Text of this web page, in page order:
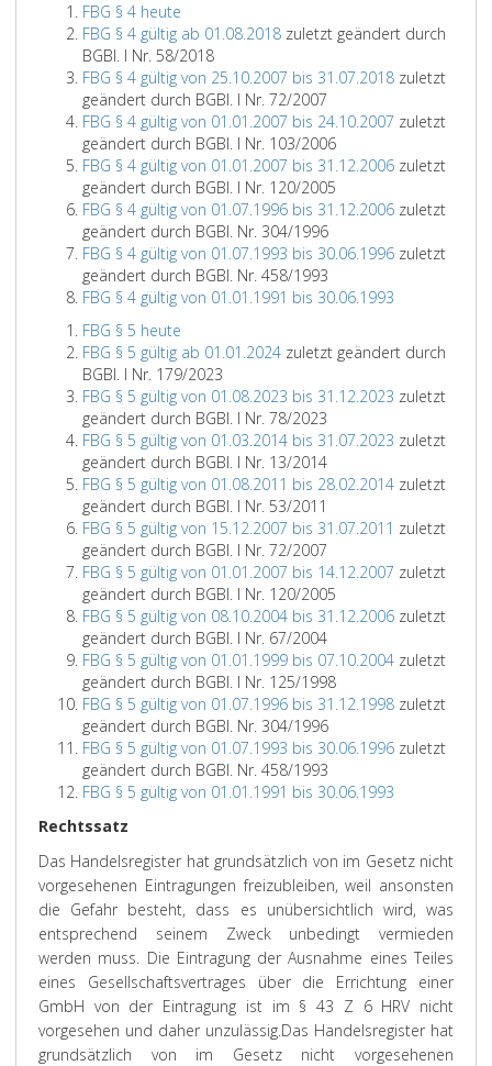
FBG § 4 heute
FBG § 4 gültig ab 01.08.2018 zuletzt geändert durch
BGBl. I Nr. 58/2018
FBG § 4 gültig von 25.10.2007 bis 31.07.2018 zuletzt
geändert durch BGBl. I Nr. 72/2007
FBG § 4 gültig von 01.01.2007 bis 24.10.2007 zuletzt
geändert durch BGBl. I Nr. 103/2006
FBG § 4 gültig von 01.01.2007 bis 31.12.2006 zuletzt
geändert durch BGBl. I Nr. 120/2005
FBG § 4 gültig von 01.07.1996 bis 31.12.2006 zuletzt
geändert durch BGBl. Nr. 304/1996
FBG § 4 gültig von 01.07.1993 bis 30.06.1996 zuletzt
geändert durch BGBl. Nr. 458/1993
FBG § 4 gültig von 01.01.1991 bis 30.06.1993
FBG § 5 heute
FBG § 5 gültig ab 01.01.2024 zuletzt geändert durch
BGBl. I Nr. 179/2023
FBG § 5 gültig von 01.08.2023 bis 31.12.2023 zuletzt
geändert durch BGBl. I Nr. 78/2023
FBG § 5 gültig von 01.03.2014 bis 31.07.2023 zuletzt
geändert durch BGBl. I Nr. 13/2014
FBG § 5 gültig von 01.08.2011 bis 28.02.2014 zuletzt
geändert durch BGBl. I Nr. 53/2011
FBG § 5 gültig von 15.12.2007 bis 31.07.2011 zuletzt
geändert durch BGBl. I Nr. 72/2007
FBG § 5 gültig von 01.01.2007 bis 14.12.2007 zuletzt
geändert durch BGBl. I Nr. 120/2005
FBG § 5 gültig von 08.10.2004 bis 31.12.2006 zuletzt
geändert durch BGBl. I Nr. 67/2004
FBG § 5 gültig von 01.01.1999 bis 07.10.2004 zuletzt
geändert durch BGBl. I Nr. 125/1998
FBG § 5 gültig von 01.07.1996 bis 31.12.1998 zuletzt
geändert durch BGBl. Nr. 304/1996
FBG § 5 gültig von 01.07.1993 bis 30.06.1996 zuletzt
geändert durch BGBl. Nr. 458/1993
FBG § 5 gültig von 01.01.1991 bis 30.06.1993
Rechtssatz
Das Handelsregister hat grundsätzlich von im Gesetz nicht
vorgesehenen Eintragungen freizubleiben, weil ansonsten
die Gefahr besteht, dass es unübersichtlich wird, was
entsprechend seinem Zweck unbedingt vermieden
werden muss. Die Eintragung der Ausnahme eines Teiles
eines Gesellschaftsvertrages über die Errichtung einer
GmbH von der Eintragung ist im § 43 Z 6 HRV nicht
vorgesehen und daher unzulässig.Das Handelsregister hat
grundsätzlich von im Gesetz nicht vorgesehenen